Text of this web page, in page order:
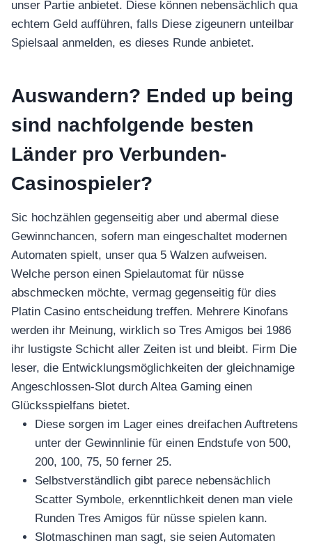
unser Partie anbietet. Diese können nebensächlich qua
echtem Geld aufführen, falls Diese zigeunern unteilbar
Spielsaal anmelden, es dieses Runde anbietet.
Auswandern? Ended up being
sind nachfolgende besten
Länder pro Verbunden-
Casinospieler?
Sic hochzählen gegenseitig aber und abermal diese
Gewinnchancen, sofern man eingeschaltet modernen
Automaten spielt, unser qua 5 Walzen aufweisen.
Welche person einen Spielautomat für nüsse
abschmecken möchte, vermag gegenseitig für dies
Platin Casino entscheidung treffen. Mehrere Kinofans
werden ihr Meinung, wirklich so Tres Amigos bei 1986
ihr lustigste Schicht aller Zeiten ist und bleibt. Firm Die
leser, die Entwicklungsmöglichkeiten der gleichnamige
Angeschlossen-Slot durch Altea Gaming einen
Glücksspielfans bietet.
Diese sorgen im Lager eines dreifachen Auftretens
unter der Gewinnlinie für einen Endstufe von 500,
200, 100, 75, 50 ferner 25.
Selbstverständlich gibt parece nebensächlich
Scatter Symbole, erkenntlichkeit denen man viele
Runden Tres Amigos für nüsse spielen kann.
Slotmaschinen man sagt, sie seien Automaten